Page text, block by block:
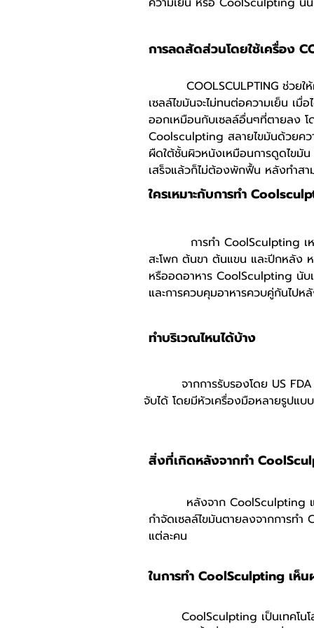
การลดสัดส่วนโดยใช้เครื่อง
COOLSCULPTING ช่วยให้ผู้
เซลล์ไขมันจะไม่ทนต่อความเย็น เ
ออกเหมือนกับเซลล์อื่นๆที่ตายลง โ
Coolsculpting สลายไขมันด้วยค
ผืดใต้ชั้นผิวหนังเหมือนการดูดไขมัน
เสร็จแล้วก็ไม่ต้องพักฟื้น หลังทำส
ใครเหมาะกับการทำ
การทำ CoolSculpting เหมา
สะโพก ต้นขา ต้นแขน และปีกหลัง
หรืออดอาหาร CoolSculpting นับ
และการควบคุมอาหารควบคู่กันไป
ทำบริเวณไหนได้บ้าง
จากการรับรองโดย US FDA ก
จับได้ โดยมีหัวเครื่องมือหลายรูปแบ
สิ่งที่เกิดหลังจากทำ
หลังจาก CoolSculpting แล้ว
กำจัดเซลล์ไขมันตายลงจากการท
แต่ละคน
ในการทำ CoolSculpting เห็
CoolSculpting เป็นเทคโนโลยี